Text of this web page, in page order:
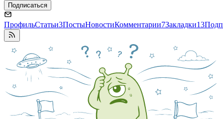
Подписаться
ПрофильСтатьи3ПостыНовостиКомментарии7Закладки13